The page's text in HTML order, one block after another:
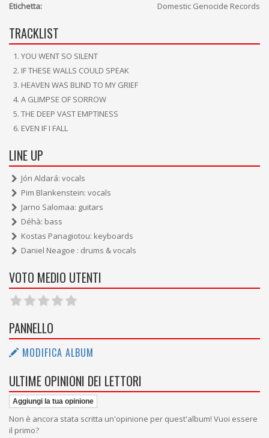
Etichetta:
Domestic Genocide Records
TRACKLIST
YOU WENT SO SILENT
IF THESE WALLS COULD SPEAK
HEAVEN WAS BLIND TO MY GRIEF
A GLIMPSE OF SORROW
THE DEEP VAST EMPTINESS
EVEN IF I FALL
LINE UP
Jón Aldará: vocals
Pim Blankenstein: vocals
Jarno Salomaa: guitars
Déhà: bass
Kostas Panagiotou: keyboards
Daniel Neagoe : drums & vocals
VOTO MEDIO UTENTI
PANNELLO
MODIFICA ALBUM
ULTIME OPINIONI DEI LETTORI
Aggiungi la tua opinione
Non è ancora stata scritta un'opinione per quest'album! Vuoi essere
il primo?